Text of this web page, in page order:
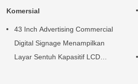
Komersial
43 Inch Advertising Commercial
Digital Signage Menampilkan
Layar Sentuh Kapasitif LCD